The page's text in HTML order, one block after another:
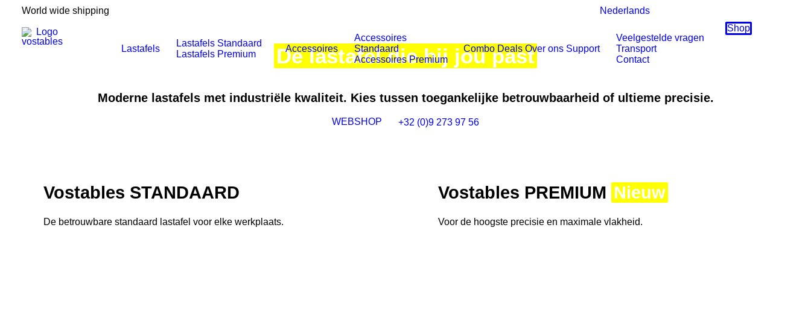
World wide shipping Nederlands
Lastafels
Lastafels Standaard
Lastafels Premium
Accessoires
Accessoires
Standaard
Accessoires Premium
Combo Deals Over ons Support
Veelgestelde vragen
Transport
Contact
Shop
De lastafel die bij jou past
Moderne lastafels met industriële kwaliteit. Kies tussen toegankelijke betrouwbaarheid of ultieme precisie.
WEBSHOP +32 (0)9 273 97 56
Vostables STANDAARD
De betrouwbare standaard lastafel voor elke werkplaats.
Vostables PREMIUM Nieuw
Voor de hoogste precisie en maximale vlakheid.